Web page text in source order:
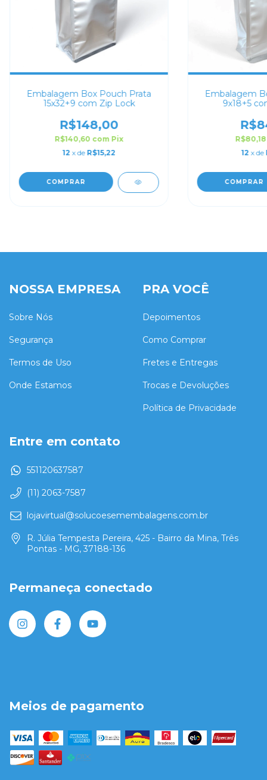
Embalagem Box Pouch Prata
15x32+9 com Zip Lock
R$148,00
R$140,60 com Pix
12 x de R$15,22
COMPRAR
Embalagem
9x18+5
12 x de
COMPRAR
NOSSA EMPRESA
Sobre Nós
Segurança
Termos de Uso
Onde Estamos
PRA VOCÊ
Depoimentos
Como Comprar
Fretes e Entregas
Trocas e Devoluções
Política de Privacidade
Entre em contato
551120637587
(11) 2063-7587
lojavirtual@solucoesemembalagens.com.br
R. Júlia Tempesta Pereira, 425 - Bairro da Mina, Três
Pontas - MG, 37188-136
Permaneça conectado
Meios de pagamento